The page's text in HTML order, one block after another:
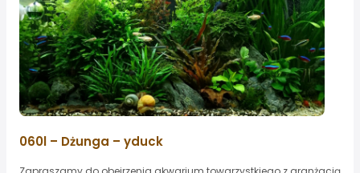
060l – Dżunga – yduck